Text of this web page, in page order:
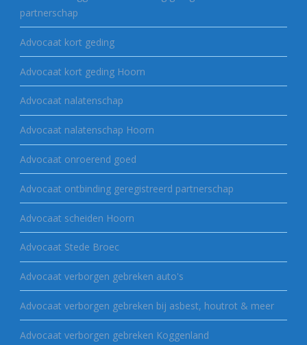
partnerschap
Advocaat kort geding
Advocaat kort geding Hoorn
Advocaat nalatenschap
Advocaat nalatenschap Hoorn
Advocaat onroerend goed
Advocaat ontbinding geregistreerd partnerschap
Advocaat scheiden Hoorn
Advocaat Stede Broec
Advocaat verborgen gebreken auto's
Advocaat verborgen gebreken bij asbest, houtrot & meer
Advocaat verborgen gebreken Koggenland